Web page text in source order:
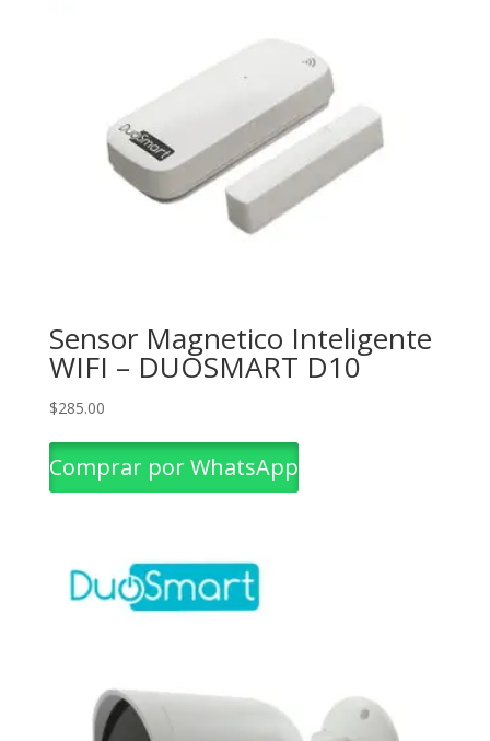
Sensor Magnetico Inteligente
WIFI – DUOSMART D10
$285.00
Comprar por WhatsApp